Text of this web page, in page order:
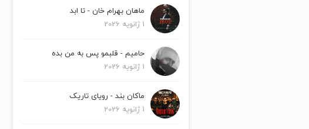
ماهان بهرام خان - تا ابد
1 ژانویه 2026
حامیم - قلبمو پس به من بده
1 ژانویه 2026
ماکان بند - رویای تاریک
1 ژانویه 2026